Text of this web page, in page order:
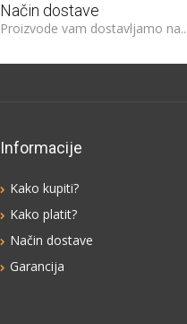
Način dostave
Proizvode vam dostavljamo na...
Informacije
Kako kupiti?
Kako platit?
Način dostave
Garancija